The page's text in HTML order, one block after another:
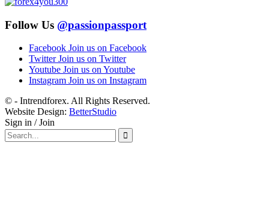
Follow Us @passionpassport
Facebook Join us on Facebook
Twitter Join us on Twitter
Youtube Join us on Youtube
Instagram Join us on Instagram
© - Intrendforex. All Rights Reserved.
Website Design: BetterStudio
Sign in / Join